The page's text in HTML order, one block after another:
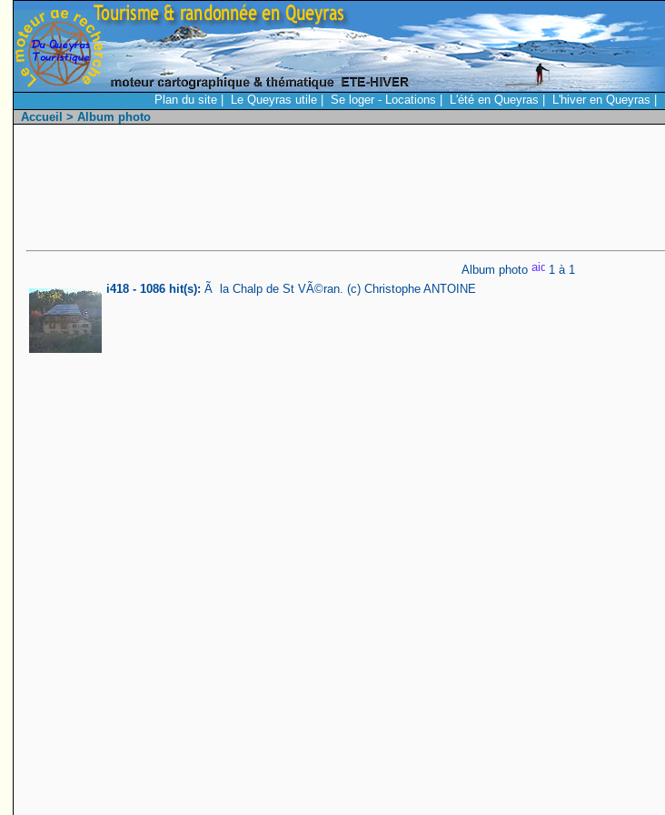
Plan du site| Le Queyras utile| Se loger - Locations L'été en Queyras L'hiver en Queyras
Accueil > Album photo
Album photo
1 à 1
i418 - 1086 hit(s): Ã la Chalp de St VÃ©ran. (c) Christophe ANTOINE